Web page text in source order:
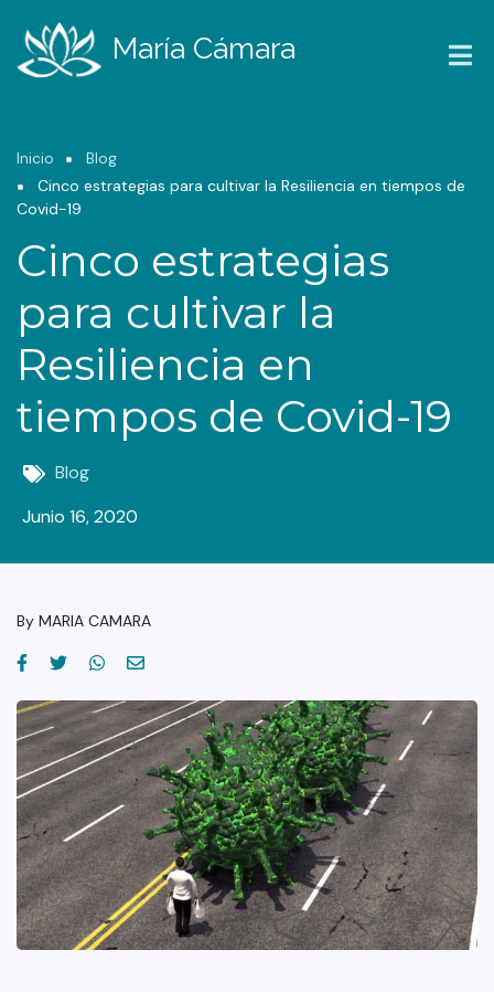
contenido
María Cámara
Ruta
de
navegación
Inicio
Blog
Cinco estrategias para cultivar la Resiliencia en tiempos de
Covid-19
Cinco estrategias
para cultivar la
Resiliencia en
tiempos de Covid-19
Blog
Junio 16, 2020
By MARIA CAMARA